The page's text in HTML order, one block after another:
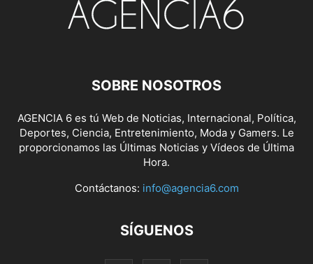
SOBRE NOSOTROS
AGENCIA 6 es tú Web de Noticias, Internacional, Política,
Deportes, Ciencia, Entretenimiento, Moda y Gamers. Le
proporcionamos las Últimas Noticias y Vídeos de Última
Hora.
Contáctanos: info@agencia6.com
SÍGUENOS